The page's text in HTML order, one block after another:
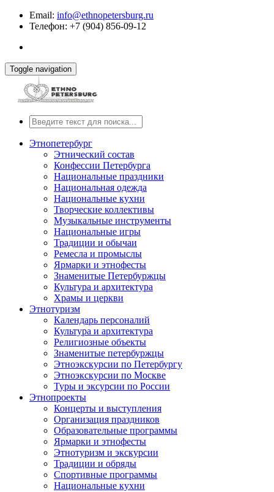
Email: info@ethnopetersburg.ru
Телефон: +7 (904) 856-09-12
Toggle navigation
Этнопетербург
Этнический состав
Конфессии Петербурга
Национальные праздники
Национальная одежда
Национальные кухни
Творческие коллективы
Музыкальные инструменты
Национальные игры
Традиции и обычаи
Ремесла и промыслы
Ярмарки и этнофесты
Знаменитые Петербуржцы
Культура и архитектура
Храмы и церкви
Этнотуризм
Календарь персоналий
Культура и архитектура
Религиозные объекты
Знаменитые петербуржцы
Этноэкскурсии по Петербургу
Этноэкскурсии по Москве
Туры и эксурсии по России
Этнопроекты
Концерты и выступления
Организация праздников
Образовательные программы
Ярмарки и этнофесты
Этнотуризм и экскурсии
Традиции и обряды
Спортивные программы
Национальные кухни